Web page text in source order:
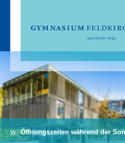
Öffnungszeiten während der